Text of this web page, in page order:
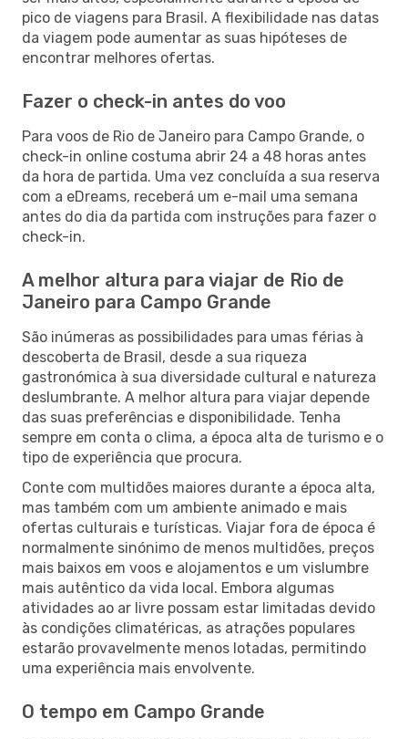
pico de viagens para Brasil. A flexibilidade nas datas
da viagem pode aumentar as suas hipóteses de
encontrar melhores ofertas.
Fazer o check-in antes do voo
Para voos de Rio de Janeiro para Campo Grande, o
check-in online costuma abrir 24 a 48 horas antes
da hora de partida. Uma vez concluída a sua reserva
com a eDreams, receberá um e-mail uma semana
antes do dia da partida com instruções para fazer o
check-in.
A melhor altura para viajar de Rio de
Janeiro para Campo Grande
São inúmeras as possibilidades para umas férias à
descoberta de Brasil, desde a sua riqueza
gastronómica à sua diversidade cultural e natureza
deslumbrante. A melhor altura para viajar depende
das suas preferências e disponibilidade. Tenha
sempre em conta o clima, a época alta de turismo e o
tipo de experiência que procura.
Conte com multidões maiores durante a época alta,
mas também com um ambiente animado e mais
ofertas culturais e turísticas. Viajar fora de época é
normalmente sinónimo de menos multidões, preços
mais baixos em voos e alojamentos e um vislumbre
mais autêntico da vida local. Embora algumas
atividades ao ar livre possam estar limitadas devido
às condições climatéricas, as atrações populares
estarão provavelmente menos lotadas, permitindo
uma experiência mais envolvente.
O tempo em Campo Grande